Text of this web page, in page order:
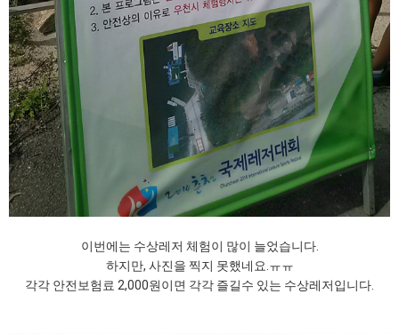
이번에는 수상레저 체험이 많이 늘었습니다.
하지만, 사진을 찍지 못했네요.ㅠㅠ
각각 안전보험료 2,000원이면 각각 즐길수 있는 수상레저입니다.